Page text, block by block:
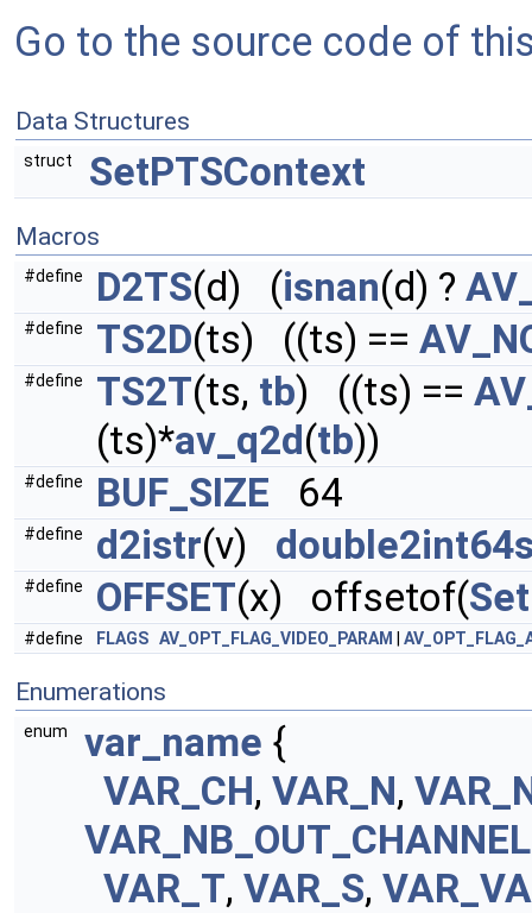
Go to the source code of
Data Structures
struct SetPTSContext
Macros
#define D2TS(d) (isnan(d) ?
#define TS2D(ts) ((ts) ==
#define TS2T(ts, tb) ((ts) ==
(ts)*av_q2d(tb))
#define BUF_SIZE 64
#define d2istr(v)
#define OFFSET(x) offsetof(
#define FLAGS AV_OPT_FLAG_VIDEO_PARAM
Enumerations
enum var_name {
VAR_CH, VAR_N,
VAR_T, VAR_S,